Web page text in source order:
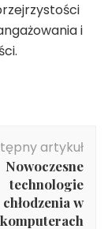
i
artykuł
Nowoczesne
technologie
chłodzenia w
komputerach